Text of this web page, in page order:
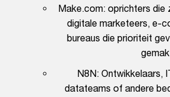
Make.com: oprichters die
digitale marketeers, e-
bureaus die prioriteit
N8N: Ontwikkelaars,
datateams of andere